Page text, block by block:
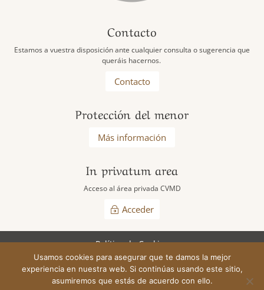
Contacto
Estamos a vuestra disposición ante cualquier consulta o sugerencia que
queráis hacernos.
Contacto
Protección del menor
Más información
In privatum area
Acceso al área privada CVMD
Acceder
Política de Cookies
Cooperatores Veritatis de la Madre de Dios © 2026
Usamos cookies para asegurar que te damos la mejor
experiencia en nuestra web. Si continúas usando este sitio,
asumiremos que estás de acuerdo con ello.